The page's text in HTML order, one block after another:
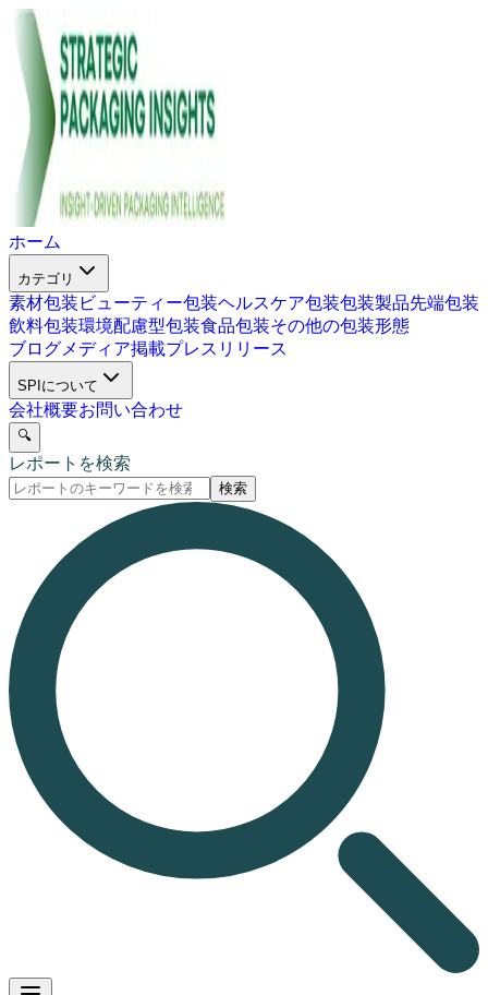
ホーム
カテゴリ
素材包装 ビューティー包装ヘルスケア包装包装製品先端包装
飲料包装環境配慮型包装食品包装その他の包装形態
ブログメディア掲載プレスリリース
SPIについて
会社概要お問い合わせ
🔍
レポートを検索
検索